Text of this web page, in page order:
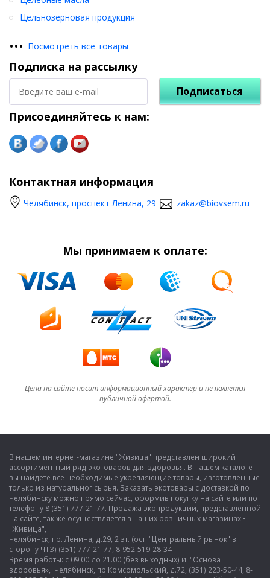
Цельнозерновая продукция
••• Посмотреть все товары
Подписка на рассылку
Подписаться
Присоединяйтесь к нам:
Контактная информация
Челябинск, проспект Ленина, 29 zakaz@biovsem.ru
Мы принимаем к оплате:
Цена на сайте носит информационный характер и не является
публичной офертой.
В нашем интернет-магазине "Живица" представлен широкий
ассортиментный ряд экотоваров для здоровья. В нашем каталоге
вы найдете все необходимые укрепляющие товары, изготовленные
только из натуральног сырья. Заказать экотовары с доставкой по
Челябинску можно прямо сейчас, оформив покупку на сайте или по
телефону 8 (351) 777-21-77. Продажа экопродукции, представленной
на сайте, так же осуществляется в наших розничных магазинах •
"Живица",
Челябинск, пр. Ленина, д.29, 2 эт. (ост. "Центральный рынок" в
сторону ЧТЗ) (351) 777-21-77, 8-952-519-28-34
Время работы: с 09.00 до 21.00 (без выходных) и "Основа
здоровья», Челябинск, пр.Комсомольский, д.72, (351) 223-50-44, 8-